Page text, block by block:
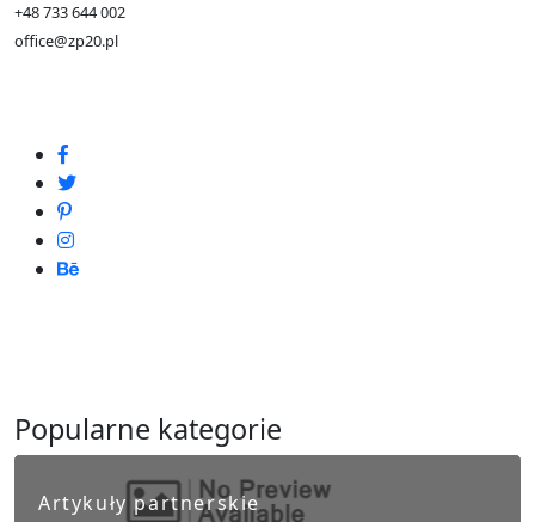
+48 733 644 002
office@zp20.pl
Popularne kategorie
Artykuły partnerskie